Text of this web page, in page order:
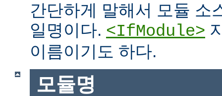
간단하게 말해서 모듈 소
일명이다. <IfModule>
이름이기도 하다.
모듈명